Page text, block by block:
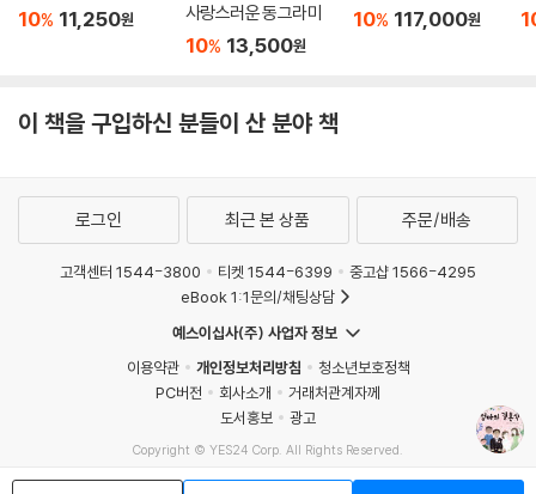
10% 11,250원
사랑스러운 동그라미
10% 13,500원
10% 117,000원
이 책을 구입하신 분들이 산 분야 책
로그인 최근 본 상품 주문/배송
고객센터 1544-3800 티켓 1544-6399
중고샵 1566-4295
eBook 1:1문의/채팅상담
예스이십사(주) 사업자 정보
이용약관
개인정보처리방침
청소년보호정책
PC버전
회사소개
거래처관계자께
도서홍보
광고
Copyright © YES24 Corp. All Rights Reserved.